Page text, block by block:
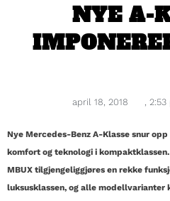
NYE A-
april 18, 2018 2:53
Nye Mercedes-Benz A-Klasse snur
komfort og teknologi i
MBUX tilgjengeliggjøres en rekke
luksusklassen, og alle